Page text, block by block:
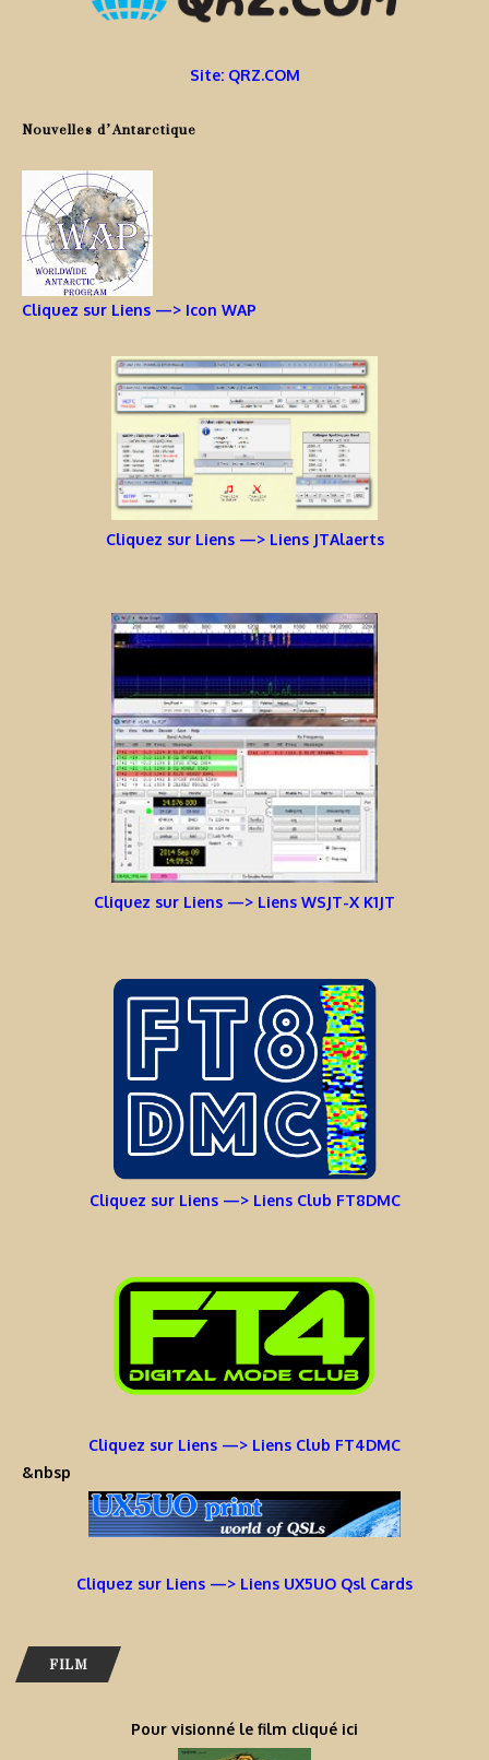
Site: QRZ.COM
Nouvelles d’Antarctique
Cliquez sur Liens —> Icon WAP
Cliquez sur Liens —> Liens JTAlaerts
Cliquez sur Liens —> Liens WSJT-X K1JT
Cliquez sur Liens —> Liens Club FT8DMC
Cliquez sur Liens —> Liens Club FT4DMC
&nbsp
Cliquez sur Liens —> Liens UX5UO Qsl Cards
FILM
Pour visionné le film cliqué ici